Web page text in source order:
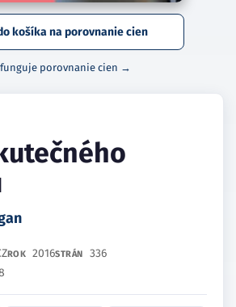
košíka na porovnanie cien
porovnanie cien →
ROK 2016STRÁN 336